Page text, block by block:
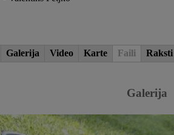
Galerija Video Karte Faili Raksti
Galerija